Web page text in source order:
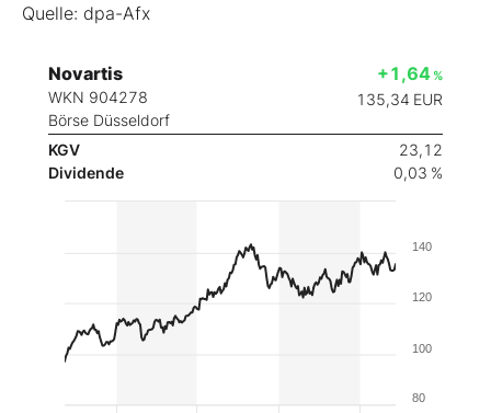
Quelle: dpa-Afx
Novartis
WKN 904278
Börse Düsseldorf
+1,64 %
135,34 EUR
KGV
23,12
Dividende
0,03 %
80
100
120
140